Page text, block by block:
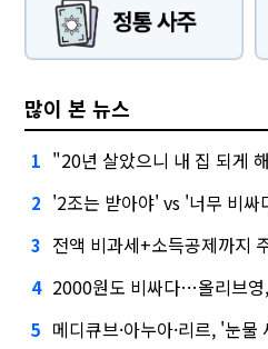
많이 본 뉴스
1 "20년 살았으니 내 집 되게
2 '2조는 받아야' vs '너무 비
3 전액 비과세+소득공제까지
4 2000원도 비싸다…올리브영, 다
5 메디큐브·아누아·리르, '눈